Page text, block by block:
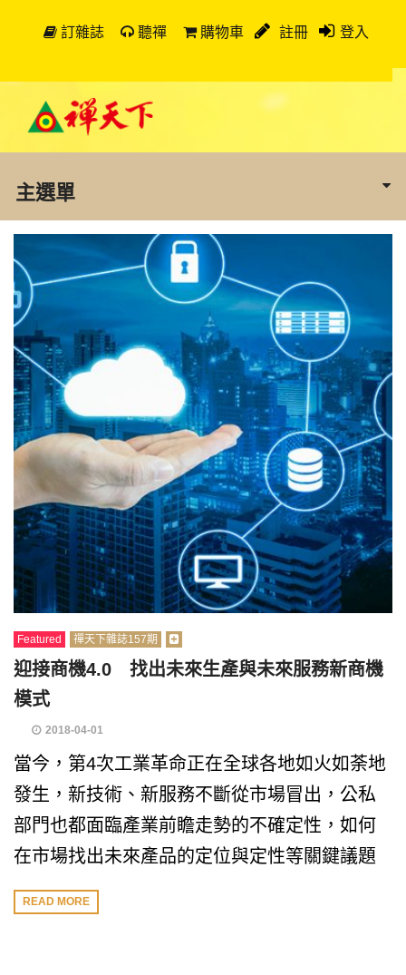
訂雜誌 聽禪 購物車 註冊 登入
主選單
Featured 禪天下雜誌157期
迎接商機4.0 找出未來生產與未來服務新商機
模式
2018-04-01
當今，第4次工業革命正在全球各地如火如荼地
發生，新技術、新服務不斷從市場冒出，公私
部門也都面臨產業前瞻走勢的不確定性，如何
在市場找出未來產品的定位與定性等關鍵議題
READ MORE